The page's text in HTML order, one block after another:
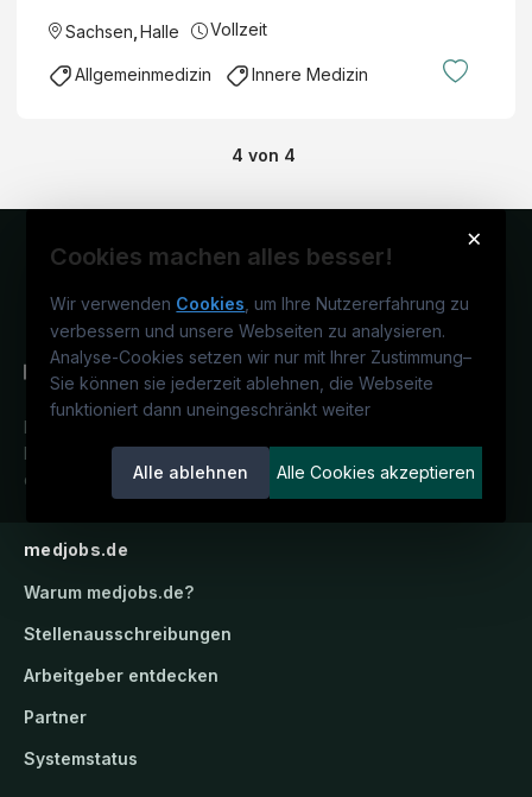
Sachsen Halle Vollzeit
Allgemeinmedizin Innere Medizin
4 von 4
×
Cookies machen alles besser!
Wir verwenden Cookies , um Ihre Nutzererfahrung zu
verbessern und unsere Webseiten zu analysieren.
Analyse-Cookies setzen wir nur mit Ihrer Zustimmung–
Sie können sie jederzeit ablehnen, die Webseite
funktioniert dann uneingeschränkt weiter
Alle ablehnen Alle Cookies akzeptieren
Deutschlands medizinisches
Karriereportal.Ein Service der
candidatis GmbH.
medjobs.de
Warum medjobs.de?
Stellenausschreibungen
Arbeitgeber entdecken
Partner
Systemstatus